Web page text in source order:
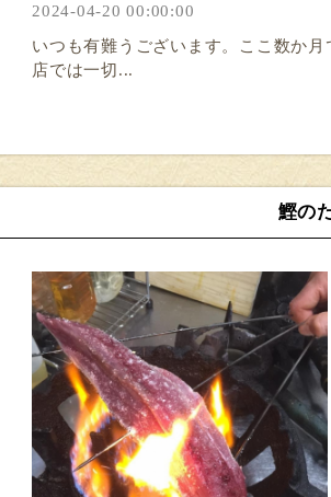
2024-04-20 00:00:00
いつも有難うございます。ここ数か
店では一切...
鰹の